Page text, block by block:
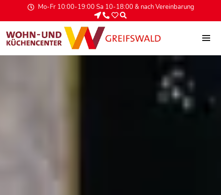
Mo-Fr 10:00-19:00 Sa 10-18:00 & nach Vereinbarung